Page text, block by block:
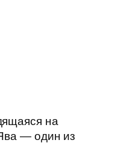
на
— один из